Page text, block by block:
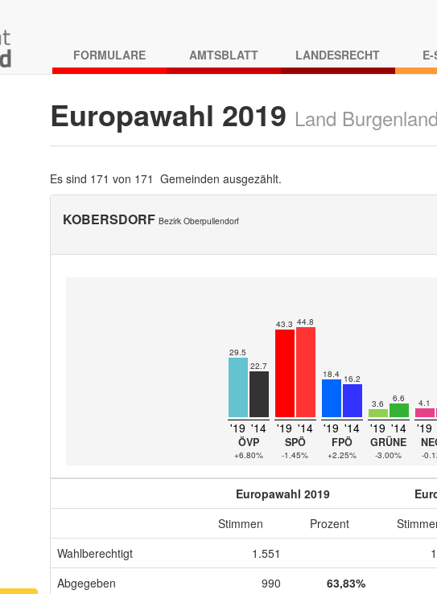
FORMULARE AMTSBLATT LANDESRECHT E-
Europawahl 2019 Land Burgenland
Es sind 171 von 171 Gemeinden ausgezählt.
KOBERSDORF Bezirk Oberpullendorf
29.5
22.7
'19 '14
ÖVP
+6.80%
43.3 44.8
'19 '14
SPÖ
-1.45%
18.4 16.2
'19 '14
FPÖ
+2.25%
3.6 6.6
'19 '14
GRÜNE
-3.00%
4.1
'19
-
Europawahl 2019
Stimmen
Prozent
Wahlberechtigt
1.551
Abgegeben
990 63,83%